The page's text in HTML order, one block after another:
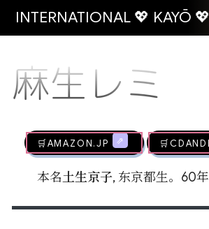
INTERNATIONAL 💖 KAYŌ
麻生レミ
🛒AMAZON.jp
本名土生京子, 东京都生。60